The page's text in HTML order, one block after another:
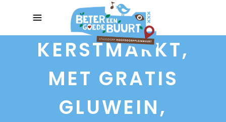
KERSTMARKT,
MET GRATIS
GLUWEIN,